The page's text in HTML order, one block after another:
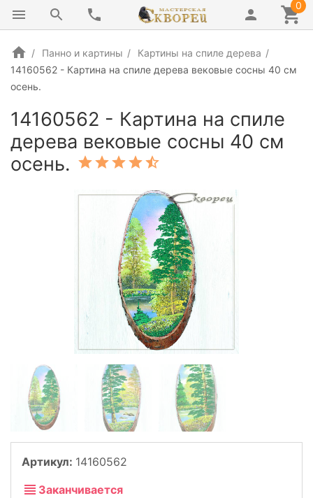
0
Панно и картины
Картины на спиле дерева
14160562 - Картина на спиле дерева вековые сосны 40 см
осень.
14160562 - Картина на спиле
дерева вековые сосны 40 см
осень.
Артикул: 14160562
Заканчивается